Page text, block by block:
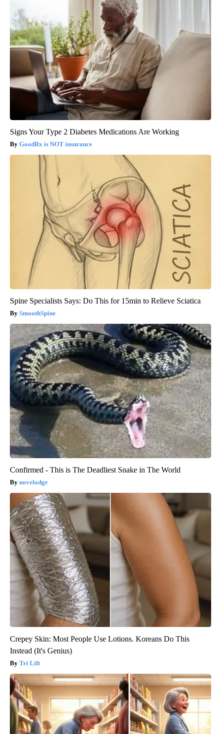
Signs Your Type 2 Diabetes Medications Are Working
GoodRx is NOT insurance
Spine Specialists Says: Do This for 15min to Relieve Sciatica
SmoothSpine
Confirmed - This is The Deadliest Snake in The World
novelodge
Crepey Skin: Most People Use Lotions. Koreans Do This
Instead (It's Genius)
Tri Lift